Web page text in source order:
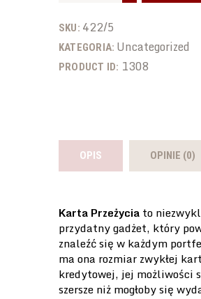
Przetrwania
Ratunkowa
Survival
SKU: 422/5
KATEGORIA: Uncategorized
PRODUCT ID: 1308
OPIS OPINIE (0)
Karta Przeżyciato
przydatny gadżet, który
znaleźć się w każdym
ma ona rozmiar zwykłej
kredytowej, jej możliwości
szersze niż mogłoby się